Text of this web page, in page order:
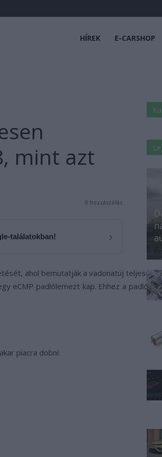
HÍREK E-CARSHOP
mint azt
0 hozzászólás
találatokban! ›
ahol bemutatják a vadonatúj teljesen
eCMP padlólemezt kap. Ehhez a
piacra dobni: